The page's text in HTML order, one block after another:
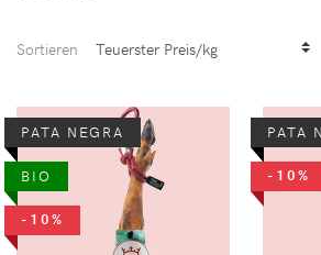
Sortieren
PATA NEGRA
BIO
-10%
PATA
-10%